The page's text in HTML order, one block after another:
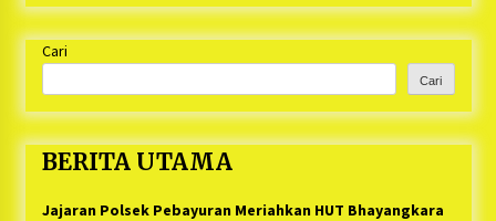
Cari
Cari
BERITA UTAMA
Jajaran Polsek Pebayuran Meriahkan HUT Bhayangkara